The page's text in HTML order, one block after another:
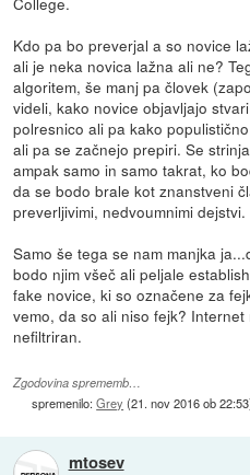
Kdo pa bo preverjal a so novice
ali je neka novica lažna ali ne?
algoritem, še manj pa človek
videli, kako novice objavljajo
polresnico ali pa kako
ali pa se začnejo prepiri. Se
ampak samo in samo takrat, ko
da se bodo brale kot znanstveni
preverljivimi, nedvoumnimi
Samo še tega se nam manjka
bodo njim všeč ali peljale
fake novice, ki so označene za
vemo, da so ali niso fejk?
nefiltriran.
Zgodovina sprememb…
spremenilo:Grey (21. nov 2016 ob 22:53
mtosev